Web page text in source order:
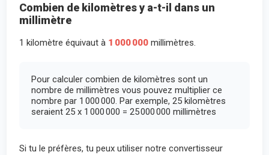
Combien de kilomètres y a-t-il dans un
millimètre
1 kilomètre équivaut à 1 000 000 millimètres.
Pour calculer combien de kilomètres sont un
nombre de millimètres vous pouvez multiplier ce
nombre par 1 000 000. Par exemple, 25 kilomètres
seraient 25 x 1 000 000 = 25 000 000 millimètres
Si tu le préfères, tu peux utiliser notre convertisseur